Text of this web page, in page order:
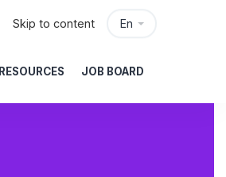
En
Skip to content
RESOURCES JOB BOARD